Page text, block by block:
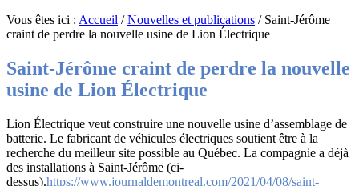
Vous êtes ici : Accueil /Nouvelles et publications / Saint-Jérôme
craint de perdre la nouvelle usine de Lion Électrique
Saint-Jérôme craint de perdre la nouvelle
usine de Lion Électrique
Lion Électrique veut construire une nouvelle usine d’assemblage de
batterie. Le fabricant de véhicules électriques soutient être à la
recherche du meilleur site possible au Québec. La compagnie a déjà
des installations à Saint-Jérôme (ci-
dessus).https://www.journaldemontreal.com/2021/04/08/saint-